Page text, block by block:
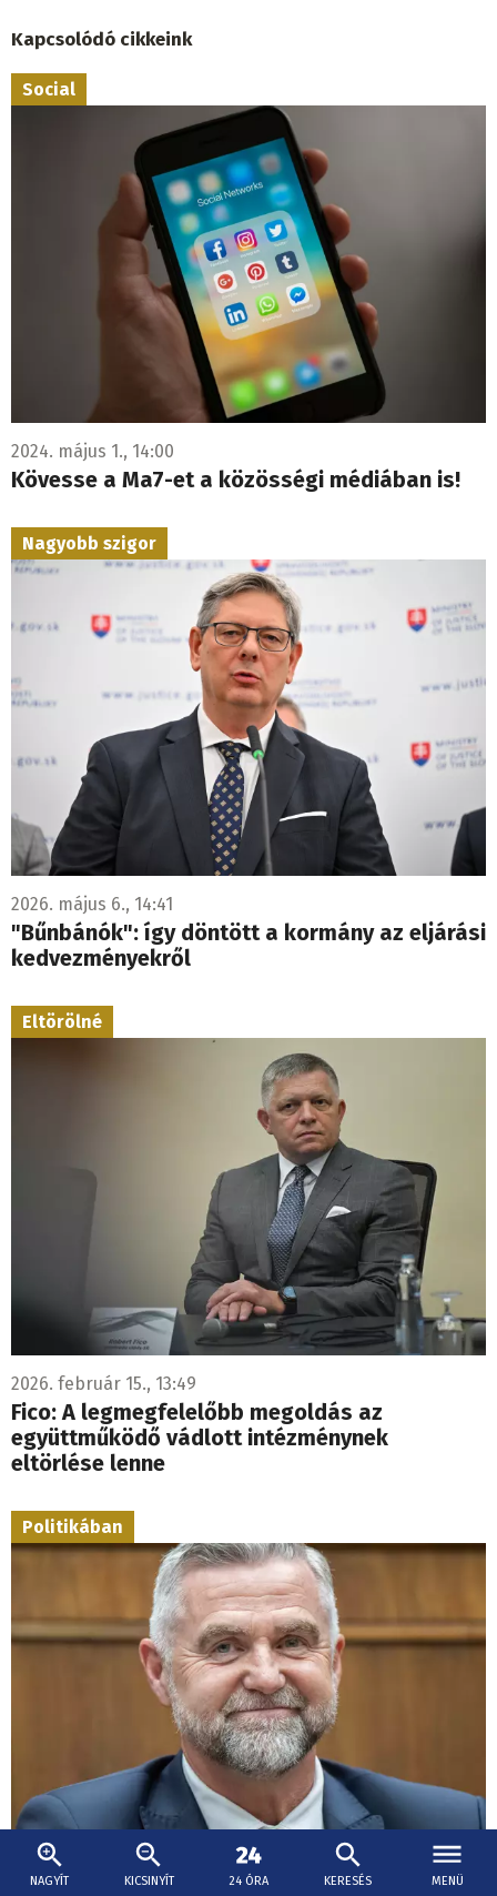
NAGYÍT KICSINYÍT 24 ÓRA KERESÉS MENÜ
Kapcsolódó cikkeink
Social
2024. május 1., 14:00
Kövesse a Ma7-et a közösségi médiában is!
Nagyobb szigor
2026. május 6., 14:41
"Bűnbánók": így döntött a kormány az eljárási
kedvezményekről
Eltörölné
2026. február 15., 13:49
Fico: A legmegfelelőbb megoldás az
együttműködő vádlott intézménynek
eltörlése lenne
Politikában